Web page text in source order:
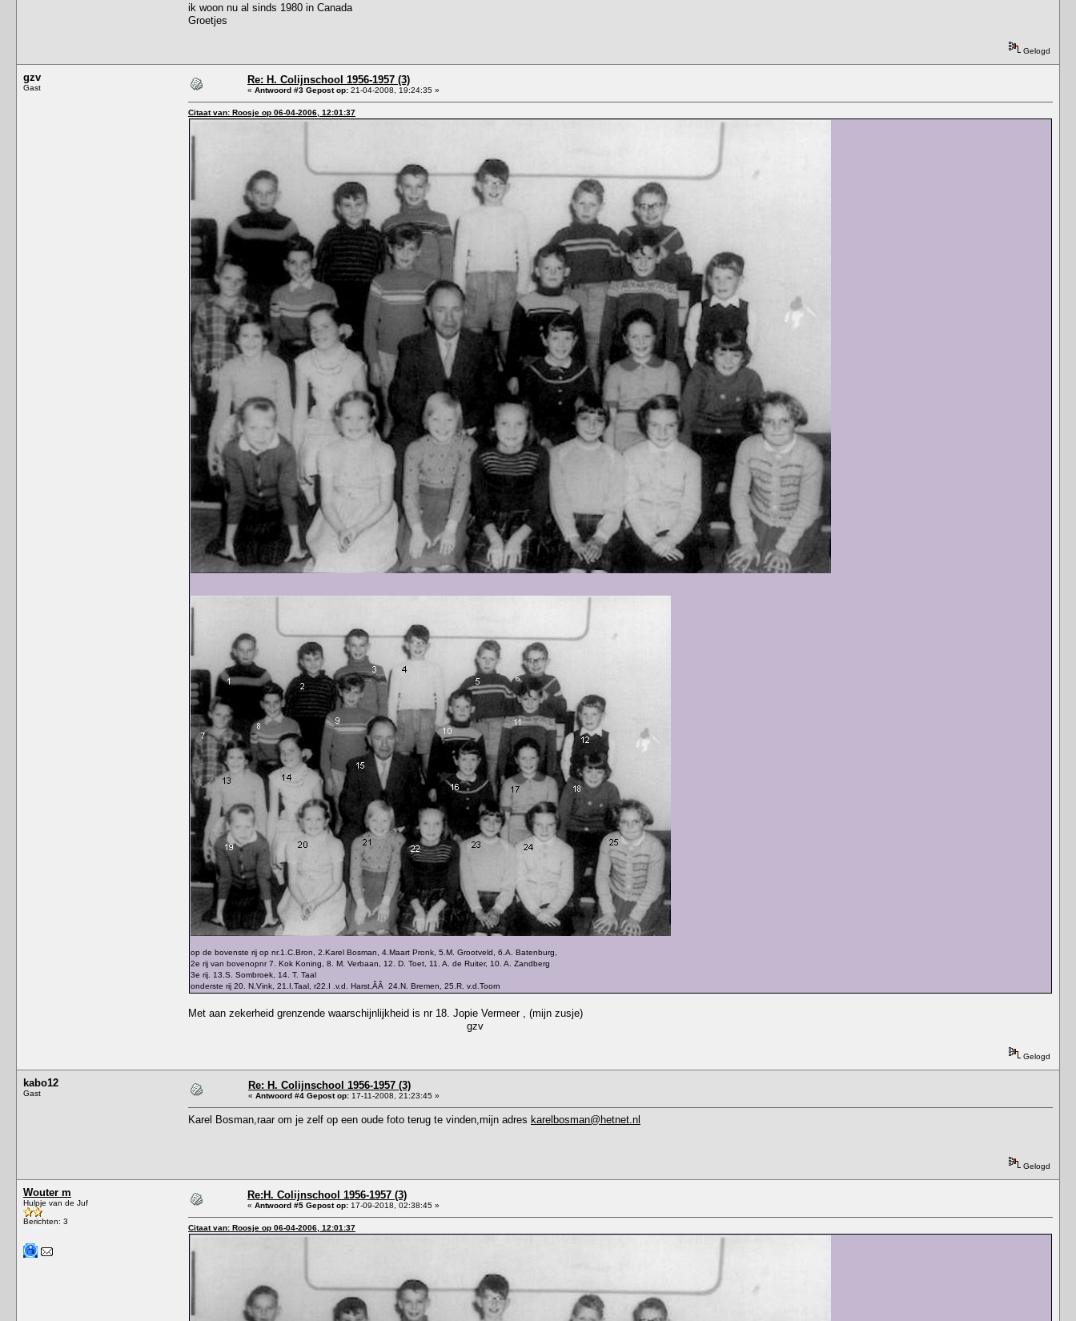
ik woon nu al sinds 1980 in Canada
Groetjes
Gelogd
gzv
Gast
Re: H. Colijnschool 1956-1957 (3)
« Antwoord #3 Gepost op: 21-04-2008, 19:24:35 »
Citaat van: Roosje op 06-04-2006, 12:01:37
op de bovenste rij op nr.1.C.Bron, 2.Karel Bosman, 4.Maart Pronk, 5.M. Grootveld, 6.A. Batenburg,
2e rij van bovenopnr 7. Kok Koning, 8. M. Verbaan, 12. D. Toet, 11. A. de Ruiter, 10. A. Zandberg
3e rij. 13.S. Sombroek, 14. T. Taal
onderste rij 20. N.Vink, 21.I.Taal, r22.I .v.d. Harst,ÂÂ 24.N. Bremen, 25.R. v.d.Toorn
Met aan zekerheid grenzende waarschijnlijkheid is nr 18. Jopie Vermeer , (mijn zusje)
gzv
Gelogd
kabo12
Gast
Re: H. Colijnschool 1956-1957 (3)
« Antwoord #4 Gepost op: 17-11-2008, 21:23:45 »
Karel Bosman,raar om je zelf op een oude foto terug te vinden,mijn adres karelbosman@hetnet.nl
Gelogd
Wouter m
Hulpje van de Juf
Berichten: 3
Re:H. Colijnschool 1956-1957 (3)
« Antwoord #5 Gepost op: 17-09-2018, 02:38:45 »
Citaat van: Roosje op 06-04-2006, 12:01:37